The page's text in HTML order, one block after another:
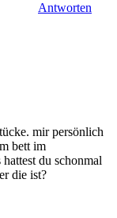
Antworten
mir persönlich
bett im
du schonmal
die ist?